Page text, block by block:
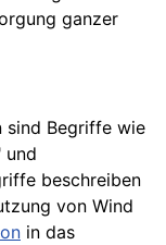
ganzer
sind Begriffe wie
und
beschreiben
von Wind
in das